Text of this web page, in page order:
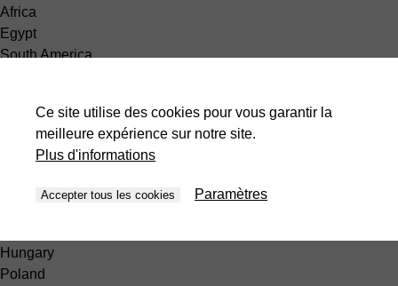
Africa
Egypt
South America
Belgique
The Netherlands
Hungary
Poland
Ce site utilise des cookies pour vous garantir la
meilleure expérience sur notre site.
Plus d'informations
Accepter tous les cookies Paramètres